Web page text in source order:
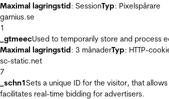
Maximal lagringstid: SessionTyp: Pixelspårare
garnius.se
1
_gtmeecUsed to temporarily store and process
Maximal lagringstid: 3 månaderTyp: HTTP-
sc-static.net
7
_schn1Sets a unique ID for the visitor, that
facilitates real-time bidding for advertisers.